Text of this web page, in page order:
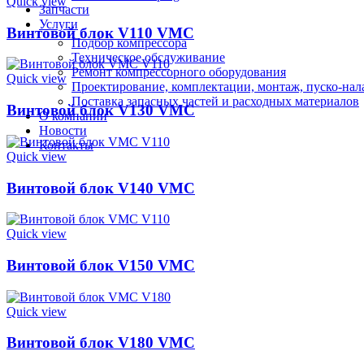
Запчасти
Услуги
Подбор компрессора
Техническое обслуживание
Ремонт компрессорного оборудования
Проектирование, комплектации, монтаж, пуско-
Поставка запасных частей и расходных материалов
О компании
Новости
Контакты
Винтовой блок V110 VMC
Quick view
Винтовой блок V130 VMC
Quick view
Винтовой блок V140 VMC
Quick view
Винтовой блок V150 VMC
Quick view
Винтовой блок V180 VMC